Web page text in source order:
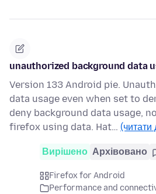
unauthorized background data
Version 133 Android pie.
data usage even when set to
deny background data usage,
firefox using data. Hat… (читати
Вирішено Архівовано
Firefox for Android
Performance and